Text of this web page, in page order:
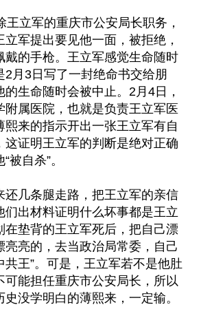
王立军的重庆市公安局长职务，
军提出要见他一面，被拒绝，
戴的手枪。王立军感觉生命随时
2月3日写了一封绝命书交给朋
生命随时会被中止。2月4日，
附属医院，也就是负责王立军医
熙来的指示开出一张王立军有自
这证明王立军的判断是绝对正确
被自杀”。
还几条腿走路，把王立军的亲信
们出材料证明什么坏事都是王立
在垫背的王立军死后，把自己漂
亮亮的，去当政治局常委，自己
共王”。可是，王立军若不是他肚
可能担任重庆市公安局长，所以
没学明白的薄熙来，一定输。